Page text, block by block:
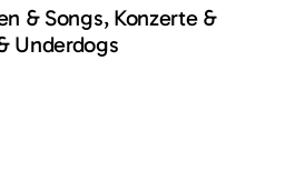
& Songs, Konzerte &
Underdogs